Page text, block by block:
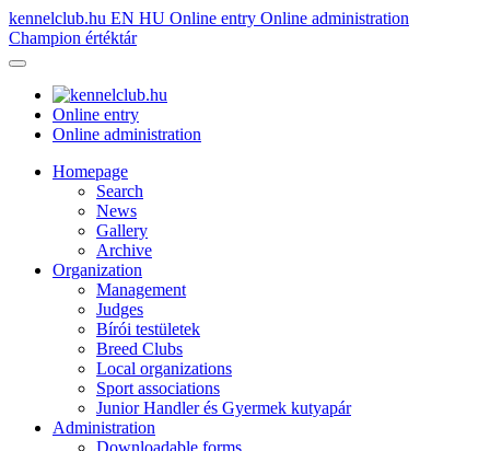
kennelclub.hu EN HU Online entry Online administration
Champion értéktár
Online entry
Online administration
Homepage
Search
News
Gallery
Archive
Organization
Management
Judges
Bírói testületek
Breed Clubs
Local organizations
Sport associations
Junior Handler és Gyermek kutyapár
Administration
Downloadable forms